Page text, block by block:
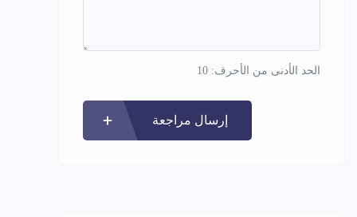
الحد الأدنى من الأحرف: 10
إرسال مراجعة